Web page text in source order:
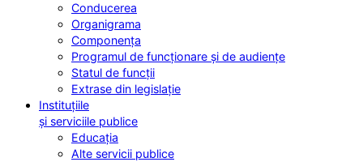
Conducerea
Organigrama
Componența
Programul de funcționare și de audiențe
Statul de funcții
Extrase din legislație
Instituțiile
și serviciile publice
Educația
Alte servicii publice